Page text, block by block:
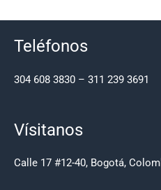
Teléfonos
304 608 3830 – 311 239 3691
Vísitanos
Calle 17 #12-40, Bogotá,